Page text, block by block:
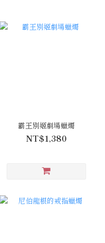
霸王別姬劇場蠟燭
NT$1,380